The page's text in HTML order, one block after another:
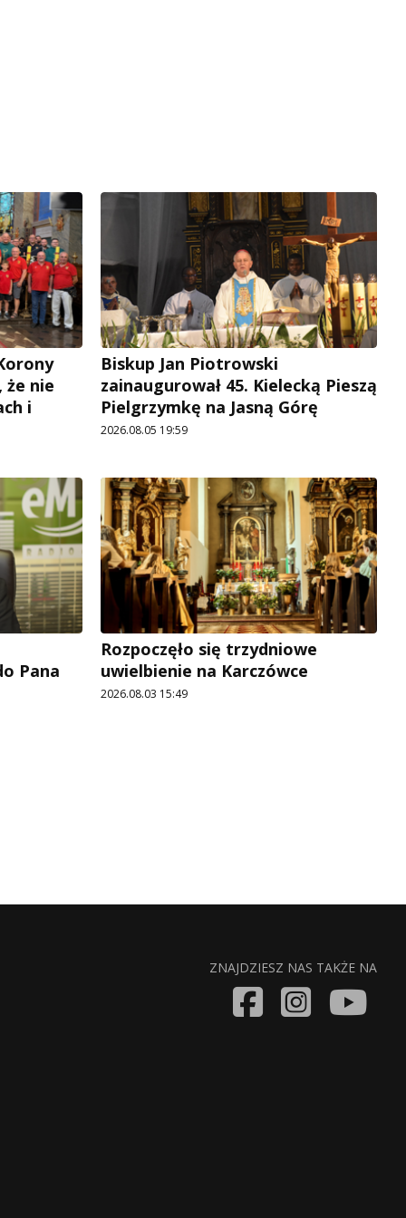
że nie
i
Biskup Jan Piotrowski
zainaugurował 45. Kielecką Pieszą
Pielgrzymkę na Jasną Górę
2026.08.05 19:59
Pana
Rozpoczęło się trzydniowe
uwielbienie na Karczówce
2026.08.03 15:49
ZNAJDZIESZ NAS TAKŻE NA